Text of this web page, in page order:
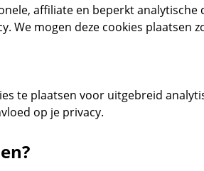
affiliate en beperkt analytische
We mogen deze cookies plaatsen
te plaatsen voor uitgebreid
op je privacy.